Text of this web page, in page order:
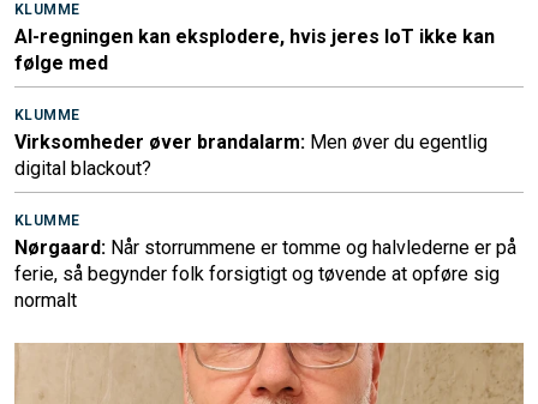
KLUMME
AI-regningen kan eksplodere, hvis jeres IoT ikke kan
følge med
KLUMME
Virksomheder øver brandalarm: Men øver du egentlig
digital blackout?
KLUMME
Nørgaard: Når storrummene er tomme og halvlederne er på
ferie, så begynder folk forsigtigt og tøvende at opføre sig
normalt